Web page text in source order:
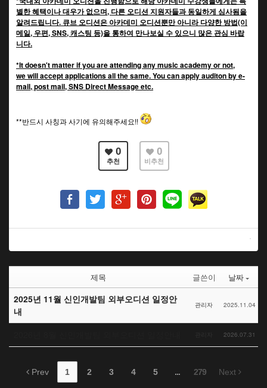
별한 혜택이나 대우가 없으며, 다른 오디션 지원자들과 동일하게 심사됨을
알려드립니다. 큐브 오디션은 아카데미 오디션뿐만 아니라 다양한 방법(이
메일, 우편, SNS, 캐스팅 등)을 통하여 만나보실 수 있으니 많은 관심 바랍
니다.
*It doesn't matter if you are attending any music academy or not,
we will accept applications all the same. You can apply auditon by e-
mail, post mail, SNS Direct Message etc.
**반드시 사칭과 사기에 유의해주세요!!
0
추천
0
비추천
제목 글쓴이 날짜
2025년 11월 신인개발팀 외부오디션 일정안
내
관리자 2025.11.04
2026.07.31
Prev 1 2 3 4 5 ... 279 Next